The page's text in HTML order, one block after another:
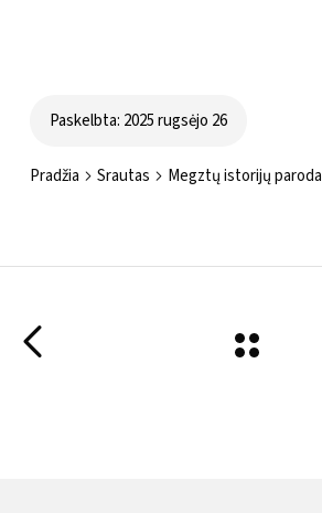
Paskelbta: 2025 rugsėjo 26
Pradžia Srautas Megztų istorijų paroda